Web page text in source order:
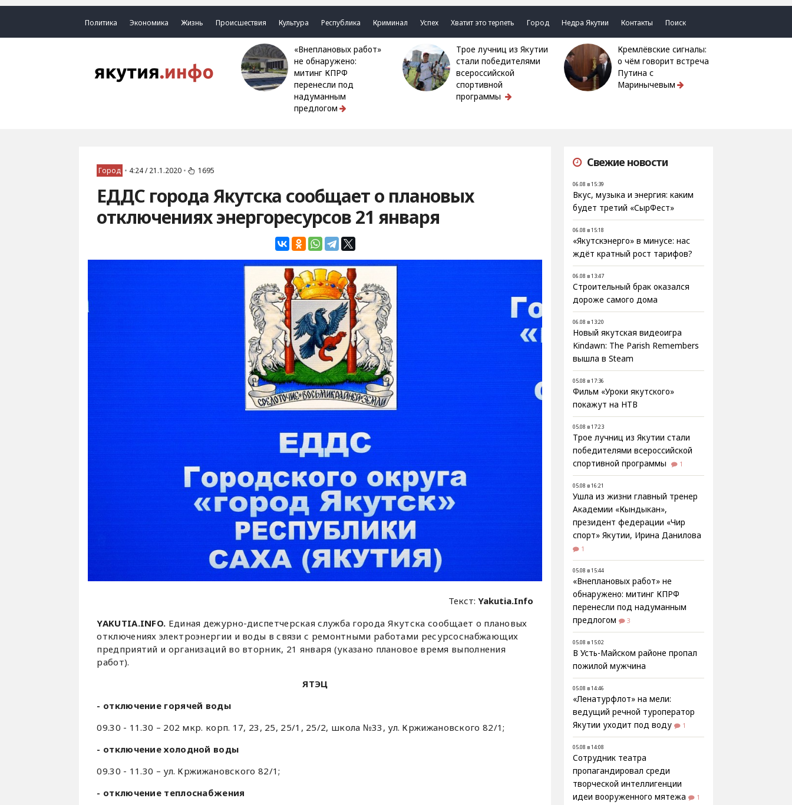
Политика Экономика Жизнь Происшествия Культура Республика Криминал Успех Хватит это терпеть Город Недра Якутии Контакты Поиск
«Внеплановых работ»
не обнаружено:
митинг КПРФ
перенесли под
надуманным
предлогом
Трое лучниц из Якутии
стали победителями
всероссийской
спортивной
программы
Кремлёвские сигналы:
о чём говорит встреча
Путина с
Маринычевым
Город • 4:24 / 21.1.2020 • 1695
ЕДДС города Якутска сообщает о плановых
отключениях энергоресурсов 21 января
Текст:Yakutia.Info
YAKUTIA.INFO. Единая дежурно-диспетчерская служба города Якутска сообщает о плановых
отключениях электроэнергии и воды в связи с ремонтными работами ресурсоснабжающих
предприятий и организаций во вторник, 21 января (указано плановое время выполнения
работ).
ЯТЭЦ
- отключение горячей воды
09.30 - 11.30 – 202 мкр. корп. 17, 23, 25, 25/1, 25/2, школа №33, ул. Кржижановского 82/1;
- отключение холодной воды
09.30 - 11.30 – ул. Кржижановского 82/1;
- отключение теплоснабжения
Свежие новости
06.08 в 15:39
Вкус, музыка и энергия: каким
будет третий «СырФест»
06.08 в 15:18
«Якутскэнерго» в минусе: нас
ждёт кратный рост тарифов?
06.08 в 13:47
Строительный брак оказался
дороже самого дома
06.08 в 13:20
Новый якутская видеоигра
Kindawn: The Parish Remembers
вышла в Steam
05.08 в 17:36
Фильм «Уроки якутского»
покажут на НТВ
05.08 в 17:23
Трое лучниц из Якутии стали
победителями всероссийской
спортивной программы
1
05.08 в 16:21
Ушла из жизни главный тренер
Академии «Кындыкан»,
президент федерации «Чир
спорт» Якутии, Ирина Данилова
1
05.08 в 15:44
«Внеплановых работ» не
обнаружено: митинг КПРФ
перенесли под надуманным
предлогом
3
05.08 в 15:02
В Усть-Майском районе пропал
пожилой мужчина
05.08 в 14:46
«Ленатурфлот» на мели:
ведущий речной туроператор
Якутии уходит под воду
1
05.08 в 14:08
Сотрудник театра
пропагандировал среди
творческой интеллигенции
идеи вооруженного мятежа
1